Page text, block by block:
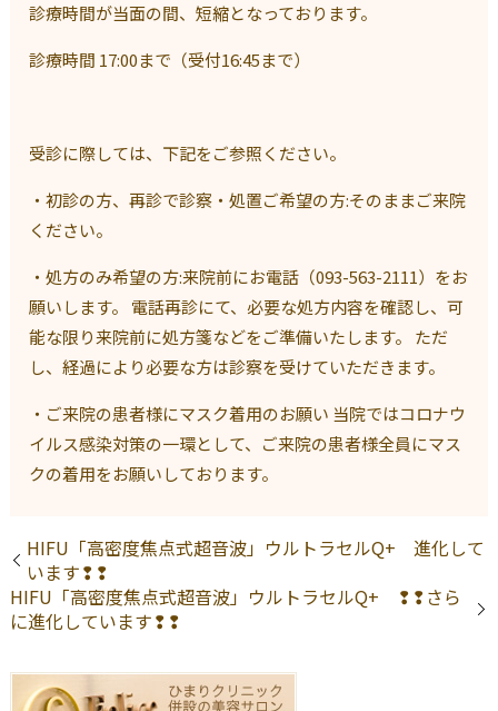
診療時間が当面の間、短縮となっております。
診療時間 17:00まで（受付16:45まで）
受診に際しては、下記をご参照ください。
・初診の方、再診で診察・処置ご希望の方:そのままご来院
ください。
・処方のみ希望の方:来院前にお電話（093-563-2111）をお
願いします。 電話再診にて、必要な処方内容を確認し、可
能な限り来院前に処方箋などをご準備いたします。 ただ
し、経過により必要な方は診察を受けていただきます。
・ご来院の患者様にマスク着用のお願い 当院ではコロナウ
イルス感染対策の一環として、ご来院の患者様全員にマス
クの着用をお願いしております。
HIFU「高密度焦点式超音波」ウルトラセルQ+ 進化して
います❢❢
HIFU「高密度焦点式超音波」ウルトラセルQ+ ❢❢さら
に進化しています❢❢